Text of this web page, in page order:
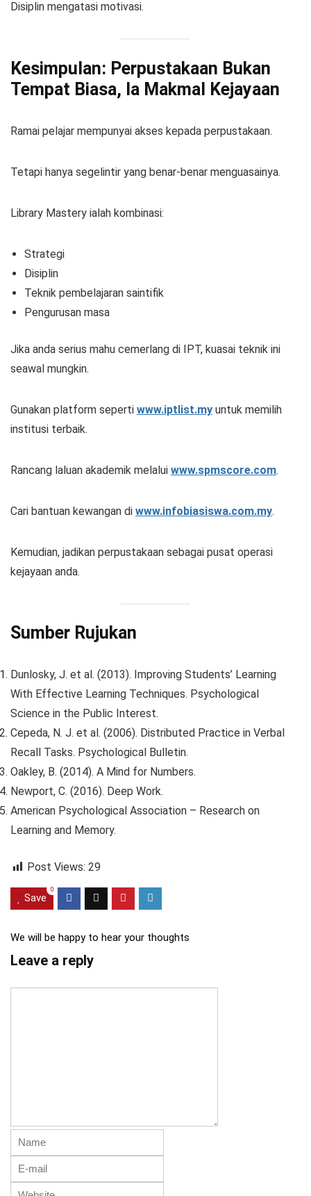
Disiplin mengatasi motivasi.
Kesimpulan: Perpustakaan Bukan
Tempat Biasa, Ia Makmal Kejayaan
Ramai pelajar mempunyai akses kepada perpustakaan.
Tetapi hanya segelintir yang benar-benar menguasainya.
Library Mastery ialah kombinasi:
Strategi
Disiplin
Teknik pembelajaran saintifik
Pengurusan masa
Jika anda serius mahu cemerlang di IPT, kuasai teknik ini
seawal mungkin.
Gunakan platform seperti www.iptlist.my untuk memilih
institusi terbaik.
Rancang laluan akademik melalui www.spmscore.com.
Cari bantuan kewangan di www.infobiasiswa.com.my.
Kemudian, jadikan perpustakaan sebagai pusat operasi
kejayaan anda.
Sumber Rujukan
Dunlosky, J. et al. (2013). Improving Students’ Learning
With Effective Learning Techniques. Psychological
Science in the Public Interest.
Cepeda, N. J. et al. (2006). Distributed Practice in Verbal
Recall Tasks. Psychological Bulletin.
Oakley, B. (2014). A Mind for Numbers.
Newport, C. (2016). Deep Work.
American Psychological Association – Research on
Learning and Memory.
Post Views: 29
Save
0
We will be happy to hear your thoughts
Leave a reply